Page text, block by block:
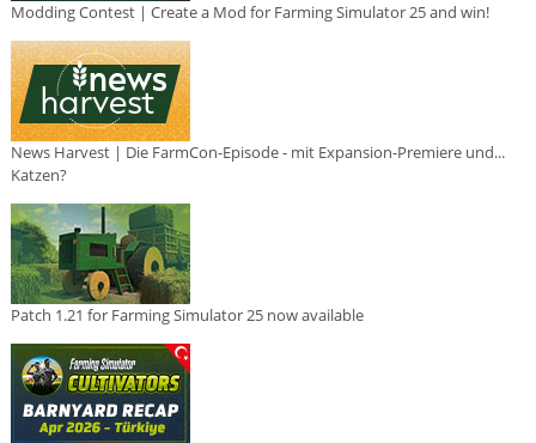
Modding Contest | Create a Mod for Farming Simulator 25 and win!
News Harvest | Die FarmCon-Episode - mit Expansion-Premiere und...
Katzen?
Patch 1.21 for Farming Simulator 25 now available